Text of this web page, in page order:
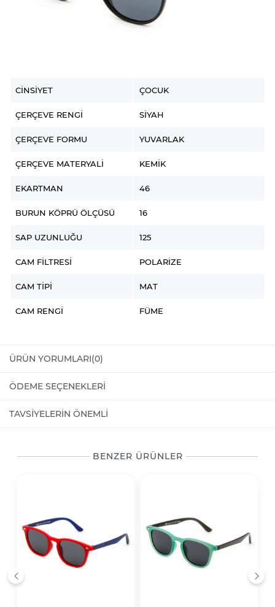
CINSIYET ÇOCUK
ÇERÇEVE RENGI SIYAH
ÇERÇEVE FORMU YUVARLAK
ÇERÇEVE MATERYALI KEMIK
EKARTMAN 46
BURUN KÖPRÜ ÖLÇÜSÜ 16
SAP UZUNLUĞU 125
CAM FILTRESI POLARIZE
CAM TIPI MAT
CAM RENGI FÜME
ÜRÜN YORUMLARI(0)
ÖDEME SEÇENEKLERI
TAVSIYELERIN ÖNEMLI
BENZER ÜRÜNLER